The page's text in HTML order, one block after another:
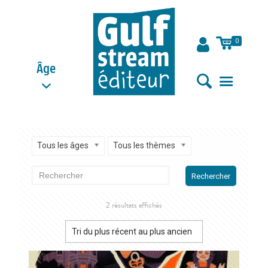
Âge
0
Tous les âges Tous les thèmes
Rechercher
2 résultats affichés
plus
au
plus